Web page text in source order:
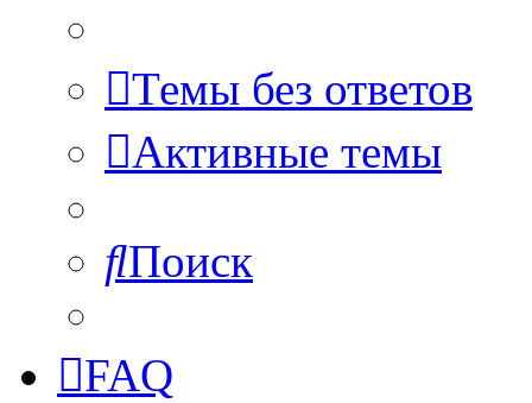
Темы без ответов
Активные темы
Поиск
FAQ